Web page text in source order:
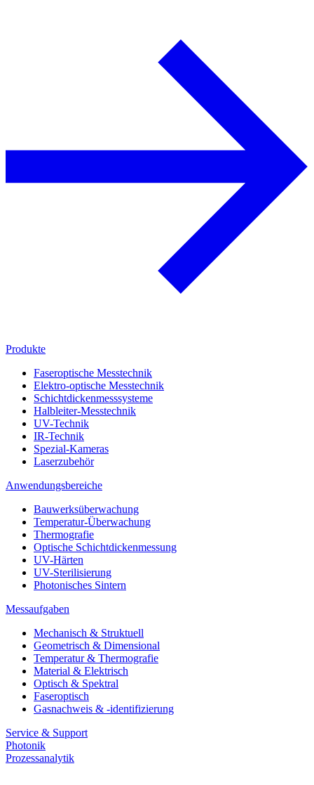
Produkte
Faseroptische Messtechnik
Elektro-optische Messtechnik
Schichtdickenmesssysteme
Halbleiter-Messtechnik
UV-Technik
IR-Technik
Spezial-Kameras
Laserzubehör
Anwendungsbereiche
Bauwerksüberwachung
Temperatur-Überwachung
Thermografie
Optische Schichtdickenmessung
UV-Härten
UV-Sterilisierung
Photonisches Sintern
Messaufgaben
Mechanisch & Struktuell
Geometrisch & Dimensional
Temperatur & Thermografie
Material & Elektrisch
Optisch & Spektral
Faseroptisch
Gasnachweis & -identifizierung
Service & Support
Photonik
Prozessanalytik